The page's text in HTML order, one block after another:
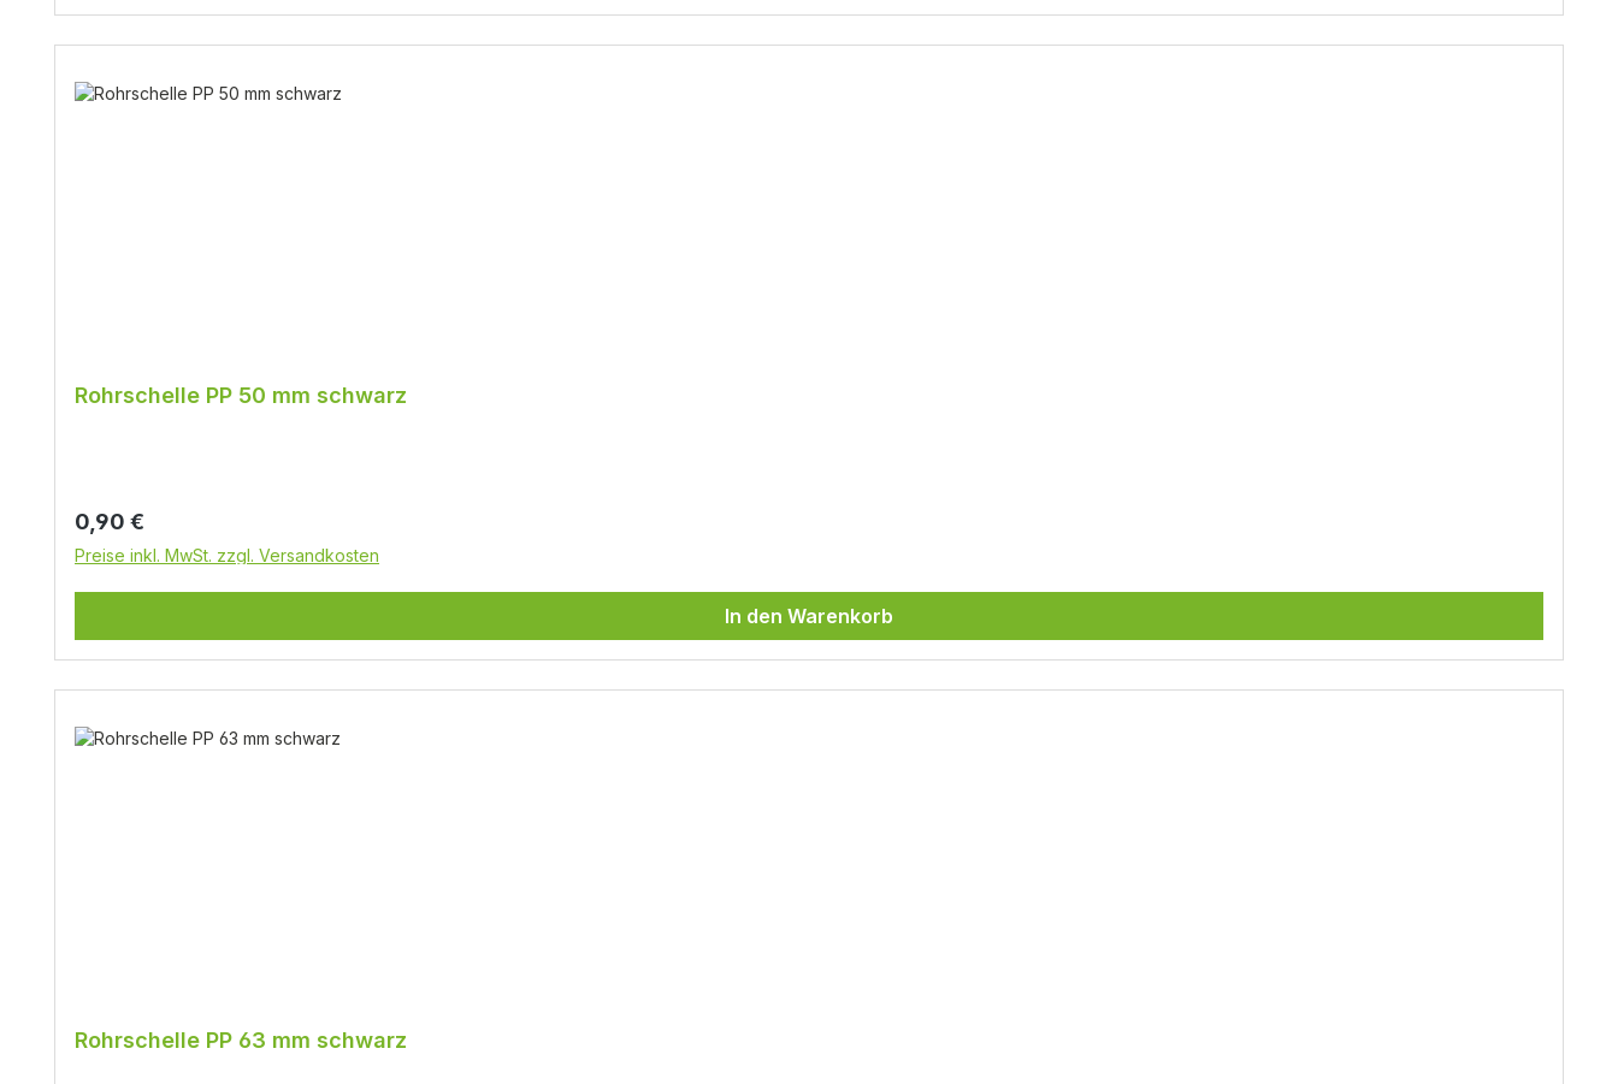
Rohrschelle PP 50 mm schwarz
Regulärer Preis:
0,90 €
Preise inkl. MwSt. zzgl. Versandkosten
In den Warenkorb
Rohrschelle PP 63 mm schwarz